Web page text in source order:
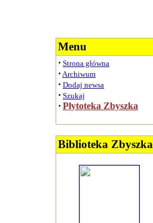
Menu
· Strona główna
· Archiwum
· Dodaj newsa
· Szukaj
· Płytoteka Zbyszka
Biblioteka Zbyszka